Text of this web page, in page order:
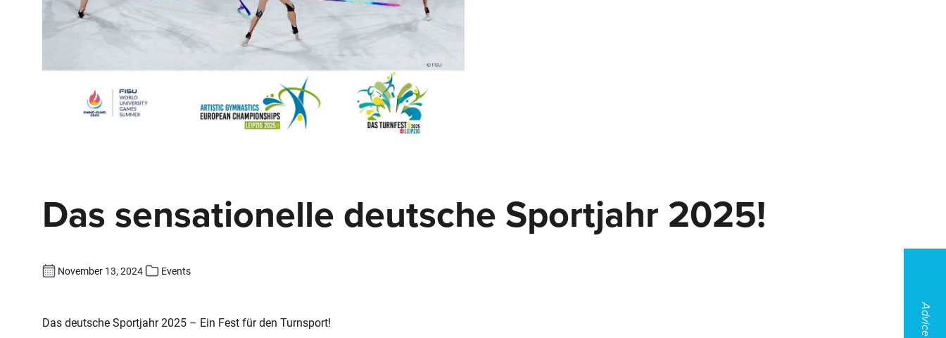
Das sensationelle deutsche Sportjahr 2025!
November 13, 2024 Events
Das deutsche Sportjahr 2025 – Ein Fest für den Turnsport! Advice